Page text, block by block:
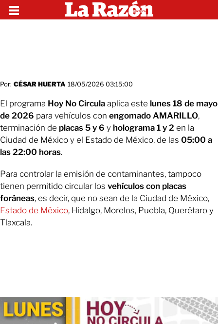
Por: CÉSAR HUERTA 18/05/2026 03:15:00
El programa Hoy No Circula aplica este lunes 18 de mayo
de 2026 para vehículos con engomado AMARILLO,
terminación de placas 5 y 6 y holograma 1 y 2 en la
Ciudad de México y el Estado de México, de las 05:00 a
las 22:00 horas.
Para controlar la emisión de contaminantes, tampoco
tienen permitido circular los vehículos con placas
foráneas, es decir, que no sean de la Ciudad de México,
Estado de México, Hidalgo, Morelos, Puebla, Querétaro y
Tlaxcala.